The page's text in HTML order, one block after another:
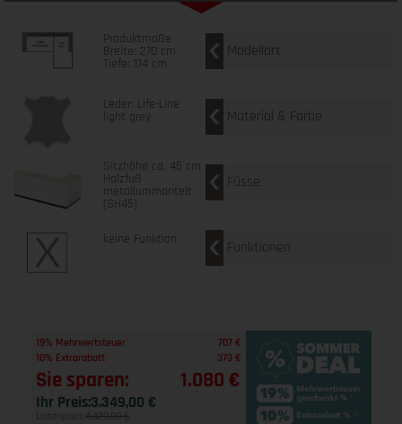
Produktmaße
Breite: 270 cm
Tiefe: 174 cm
Modellart
Leder: Life-Line
light grey Material & Farbe
Sitzhöhe ca. 45 cm
Holzfuß
metallummantelt
(SH45)
Füsse
keine Funktion Funktionen
19% Mehrwertsteuer
707 €
10% Extrarabatt
373 €
Sie sparen: 1.080 €
Ihr Preis:3.349,00 €
Listenpreis: 4.429,00 €